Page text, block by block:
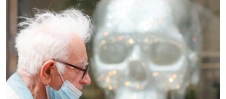
СВІТ
КИТАЙ.ВИКЛИКИ
МУЛЬТИМЕДІА
ФОТО
СПЕЦПРОЄКТИ
ПОДКАСТИ